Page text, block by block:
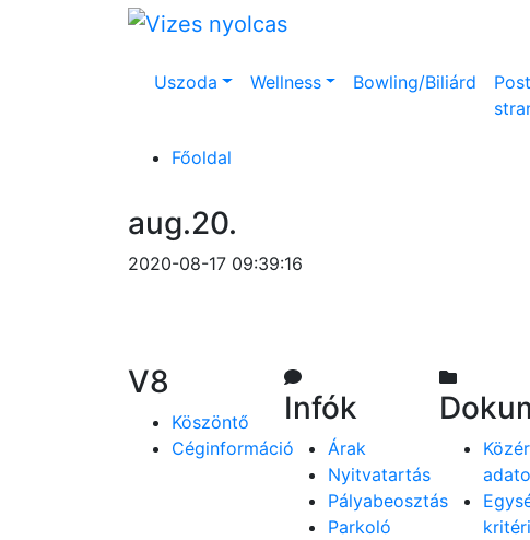
Uszoda Wellness Bowling/Biliárd
Főoldal
aug.20.
2020-08-17 09:39:16
V8
Köszöntő
Céginformáció
Infók
Árak
Nyitvatartás
Pályabeosztás
Parkoló